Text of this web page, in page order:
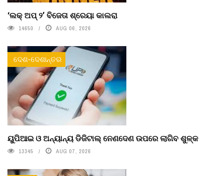
‘ଲକ୍ ଅପ୍ ୨’ ବିଜେତା ଶ୍ରେୟା କାଲରା
14650 AUG 06, 2026
ଦେଶ-ଦେଶାନ୍ତର
ୟୁପିଆଇ ଓ ଅନ୍ୟାନ୍ୟ ଡିଜିଟାଲ୍ ନେଣଦେଣ ଉପରେ ଲାଗିବ ଶୁଳ୍କ
13345 AUG 07, 2026